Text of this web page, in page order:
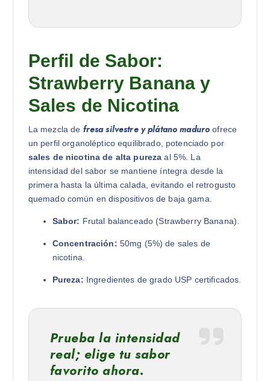
Perfil de Sabor:
Strawberry Banana y
Sales de Nicotina
La mezcla de fresa silvestre y plátano maduro ofrece
un perfil organoléptico equilibrado, potenciado por
sales de nicotina de alta pureza al 5%. La
intensidad del sabor se mantiene íntegra desde la
primera hasta la última calada, evitando el retrogusto
quemado común en dispositivos de baja gama.
Sabor: Frutal balanceado (Strawberry Banana).
Concentración: 50mg (5%) de sales de
nicotina.
Pureza: Ingredientes de grado USP certificados.
Prueba la intensidad
real; elige tu sabor
favorito ahora.